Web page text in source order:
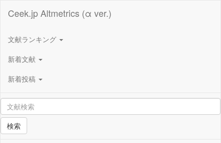
Ceek.jp Altmetrics (α ver.)
文献ランキング
新着文献
新着投稿
検索